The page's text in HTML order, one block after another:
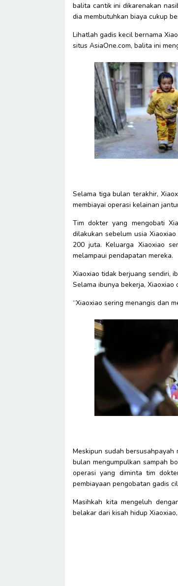
balita cantik ini dikarenakan
dia membutuhkan biaya cukup
Lihatlah gadis kecil bernama
situs AsiaOne.com, balita ini
Selama tiga bulan terakhir,
membiayai operasi kelainan
Tim dokter yang mengobati
dilakukan sebelum usia
200 juta. Keluarga Xiaoxiao
melampaui pendapatan mereka.
Xiaoxiao tidak berjuang sendiri,
Selama ibunya bekerja,
“Xiaoxiao sering menangis dan
Meskipun sudah
bulan mengumpulkan sampah
operasi yang diminta tim
pembiayaan pengobatan gadis
Masihkah kita mengeluh
belakar dari kisah hidup